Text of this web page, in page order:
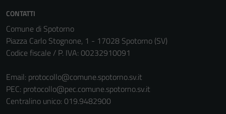
CONTATTI
Comune di Spotorno
Piazza Carlo Stognone, 1 - 17028 Spotorno (SV)
Codice fiscale / P. IVA: 00232910091
Email: protocollo@comune.spotorno.sv.it
PEC: protocollo@pec.comune.spotorno.sv.it
Centralino unico: 019.9482900